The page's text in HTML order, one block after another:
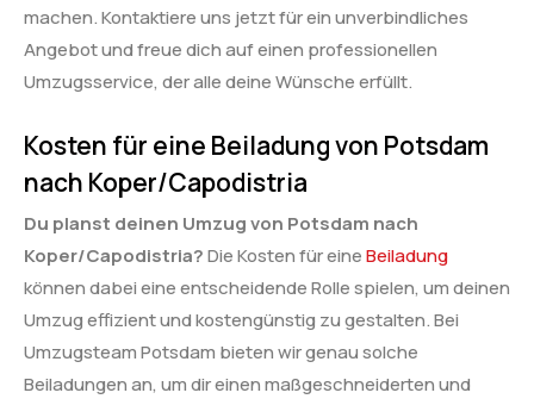
machen. Kontaktiere uns jetzt für ein unverbindliches
Angebot und freue dich auf einen professionellen
Umzugsservice, der alle deine Wünsche erfüllt.
Kosten für eine Beiladung von Potsdam
nach Koper/Capodistria
Du planst deinen Umzug von Potsdam nach
Koper/Capodistria?Die Kosten für eineBeiladung
können dabei eine entscheidende Rolle spielen, um deinen
Umzug effizient und kostengünstig zu gestalten. Bei
Umzugsteam Potsdam bieten wir genau solche
Beiladungen an, um dir einen maßgeschneiderten und